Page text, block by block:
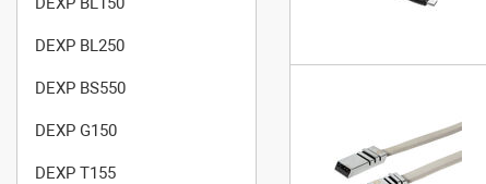
DEXP BL250
DEXP BS550
DEXP G150
DEXP T155